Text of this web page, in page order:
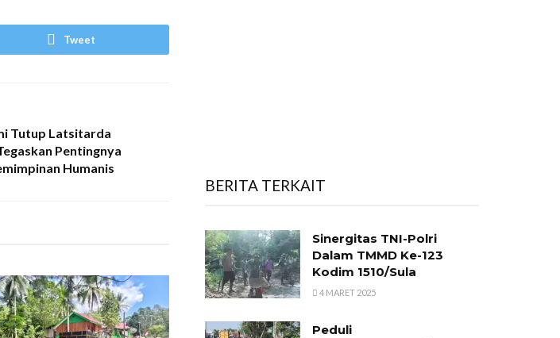
Tweet
Tutup Latsitarda
Pentingnya
Humanis
BERITA TERKAIT
Sinergitas TNI-Polri
Dalam TMMD Ke-123
Kodim 1510/Sula
4 MARET 2025
Peduli